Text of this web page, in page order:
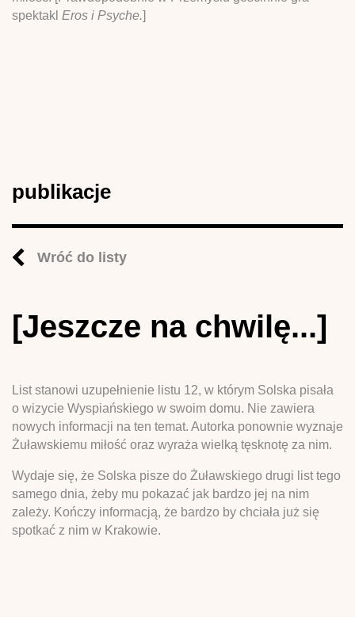
spektakl Eros i Psyche.]
publikacje
Wróć do listy
[Jeszcze na chwilę...]
List stanowi uzupełnienie listu 12, w którym Solska pisała
o wizycie Wyspiańskiego w swoim domu. Nie zawiera
nowych informacji na ten temat. Autorka ponownie wyznaje
Żuławskiemu miłość oraz wyraża wielką tęsknotę za nim.
Wydaje się, że Solska pisze do Żuławskiego drugi list tego
samego dnia, żeby mu pokazać jak bardzo jej na nim
zależy. Kończy informacją, że bardzo by chciała już się
spotkać z nim w Krakowie.